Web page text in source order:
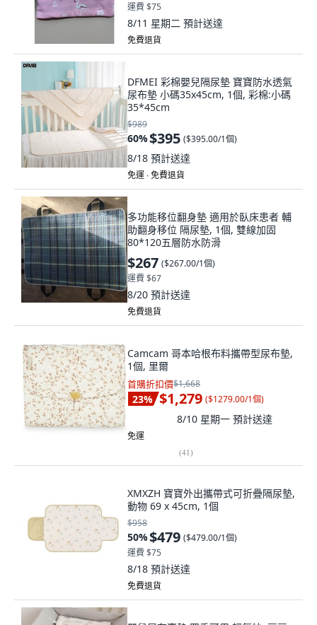
運費 $75
8/11 星期二 預計送達
免費退貨
DFMEI 彩棉嬰兒隔尿墊 寶寶防水透氣
尿布墊 小碼35x45cm, 1個, 彩棉:小碼
35*45cm
$989
60%$395 ($395.00/1個)
8/18 預計送達
免運 ∙ 免費退貨
多功能移位翻身墊 適用於臥床患者 輔
助翻身移位 隔尿墊, 1個, 雙線加固
80*120五層防水防滑
$267 ($267.00/1個)
運費 $67
8/20 預計送達
免費退貨
Camcam 哥本哈根布料攜帶型尿布墊,
1個, 里爾
首購折扣價$1,668
23% $1,279 ($1279.00/1個)
8/10 星期一 預計送達
免運
(41)
XMXZH 寶寶外出攜帶式可折疊隔尿墊,
動物 69 x 45cm, 1個
$958
50%$479 ($479.00/1個)
運費 $75
8/18 預計送達
免費退貨